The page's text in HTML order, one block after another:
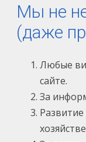
Мы не
(даже
Любые
сайте.
За